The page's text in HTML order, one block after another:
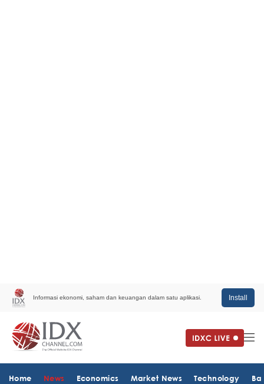
Informasi ekonomi, saham dan keuangan dalam satu aplikasi. Install
Home News Economics Market News Technology